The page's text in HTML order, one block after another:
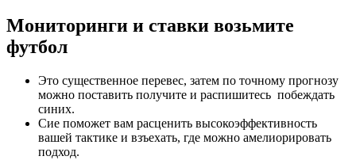
Мониторинги и ставки возьмите
футбол
Это существенное перевес, затем по точному прогнозу
можно поставить получите и распишитесь побеждать
синих.
Сие поможет вам расценить высокоэффективность
вашей тактике и взъехать, где можно амелиорировать
подход.